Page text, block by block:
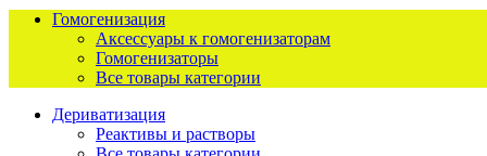
Гомогенизация
Аксессуары к гомогенизаторам
Гомогенизаторы
Все товары категории
Дериватизация
Реактивы и растворы